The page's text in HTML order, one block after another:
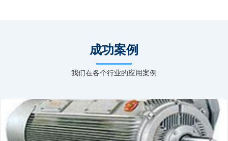
成功案例
我们在各个行业的应用案例